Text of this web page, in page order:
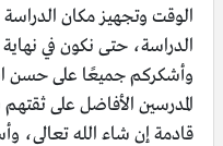
الوقت وتجهيز مكان
الدراسة، حتى نكون في نهاية
وأشكركم جميعًا على حسن
المدرسين الأفاضل على
قادمة إن شاء الله تعالى،